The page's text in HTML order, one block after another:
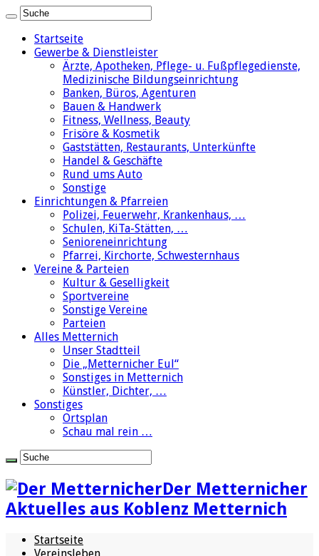
Startseite
Gewerbe & Dienstleister
Ärzte, Apotheken, Pflege- u. Fußpflegedienste,
Medizinische Bildungseinrichtung
Banken, Büros, Agenturen
Bauen & Handwerk
Fitness, Wellness, Beauty
Frisöre & Kosmetik
Gaststätten, Restaurants, Unterkünfte
Handel & Geschäfte
Rund ums Auto
Sonstige
Einrichtungen & Pfarreien
Polizei, Feuerwehr, Krankenhaus, …
Schulen, KiTa-Stätten, …
Senioreneinrichtung
Pfarrei, Kirchorte, Schwesternhaus
Vereine & Parteien
Kultur & Geselligkeit
Sportvereine
Sonstige Vereine
Parteien
Alles Metternich
Unser Stadtteil
Die „Metternicher Eul“
Sonstiges in Metternich
Künstler, Dichter, …
Sonstiges
Ortsplan
Schau mal rein …
Der Metternicher
Aktuelles aus Koblenz Metternich
Startseite